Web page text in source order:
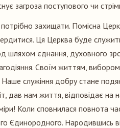
загроза поступового чи
потрібно захищати. Помісна
Ця Церква буде
шляхом єднання, духовного
Своїм життям,
служіння добру стане
дав нам життя, відповідає на
Коли сповнилася повнота
Єдинородного. Народившись